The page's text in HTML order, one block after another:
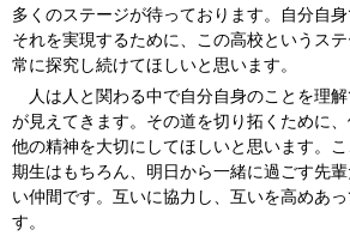
多くのステージが待っております。自分自身
それを実現するために、この高校というス
常に探究し続けてほしいと思います。
人は人と関わる中で自分自身のことを理
が見えてきます。その道を切り拓くために
他の精神を大切にしてほしいと思います。
期生はもちろん、明日から一緒に過ごす先
い仲間です。互いに協力し、互いを高めあ
す。